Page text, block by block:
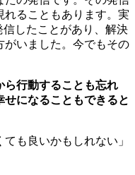
ることもあります。実
信したことがあり、解決
がいました。今でもその
ら行動することも忘れ
になることもできると
も良いかもしれない」